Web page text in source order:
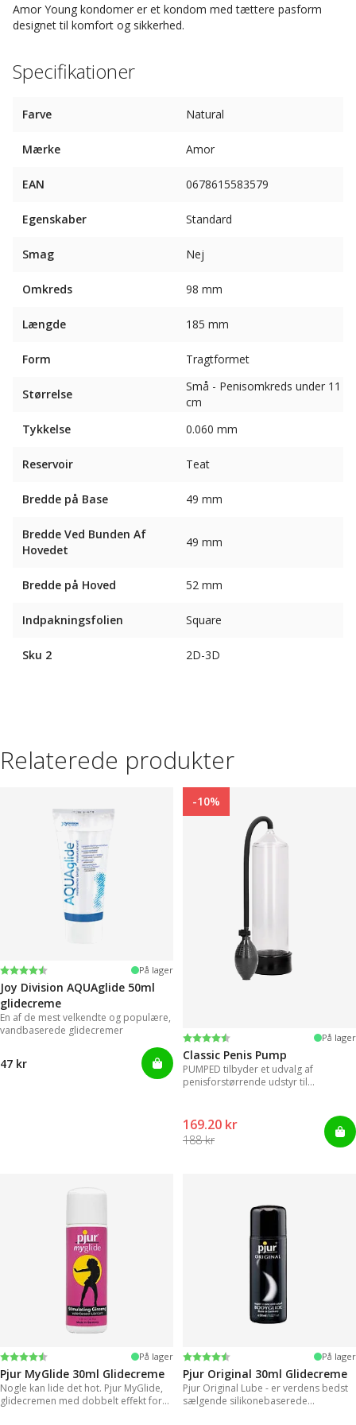
Amor Young kondomer er et kondom med tættere pasform
designet til komfort og sikkerhed.
Specifikationer
Farve Natural
Mærke Amor
EAN 0678615583579
Egenskaber Standard
Smag Nej
Omkreds 98 mm
Længde 185 mm
Form Tragtformet
Størrelse
Små - Penisomkreds under 11
cm
Tykkelse
0.060 mm
Reservoir Teat
Bredde på Base 49 mm
Bredde Ved Bunden Af ​​
Hovedet
49 mm
Bredde på Hoved 52 mm
Indpakningsfolien Square
Sku 2 2D-3D
Relaterede produkter
Vurdering:
4.2 ud af 5 stjerner På lager
Joy Division AQUAglide 50ml
glidecreme
En af de mest velkendte og populære,
vandbaserede glidecremer
47 kr
-10%
Vurdering:
4.3 ud af 5 stjerner På lager
Classic Penis Pump
PUMPED tilbyder et udvalg af
penisforstørrende udstyr til
169.20 kr
188 kr
Vurdering:
4.2 ud af 5 stjerner På lager
Pjur MyGlide 30ml Glidecreme
Nogle kan lide det hot. Pjur MyGlide,
glidecremen med dobbelt effekt for
Vurdering:
4.2 ud af 5 stjerner På lager
Pjur Original 30ml Glidecreme
Pjur Original Lube - er verdens bedst
sælgende silikonebaserede